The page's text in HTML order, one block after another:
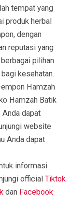
tempat yang
produk herbal
dengan
reputasi yang
pilihan
kesehatan.
Hamzah
Hamzah Batik
dapat
website
Anda dapat
informasi
official Tiktok
dan Facebook